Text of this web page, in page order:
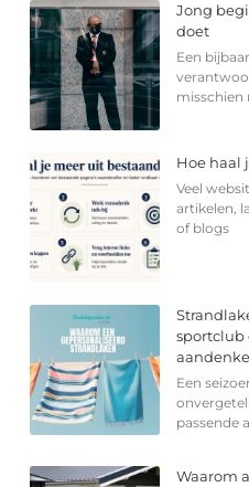
Jong
doet
Een
misschien
Hoe haal
Veel
artikelen,
of blogs
sportclub
Een
passende
Waarom